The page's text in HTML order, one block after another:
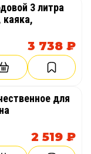
3 литра
каяка,
3 738 ₽
для
2 519 ₽